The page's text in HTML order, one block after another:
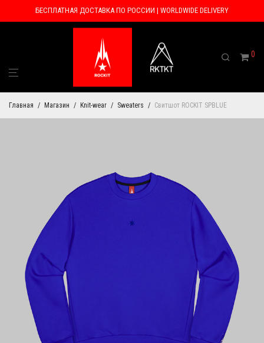
БЕСПЛАТНАЯ ДОСТАВКА ПО РОССИИ | WORLDWIDE DELIVERY
0
Главная / Магазин / Knit-wear / Sweaters / Свитшот ROCKIT SPBLUE